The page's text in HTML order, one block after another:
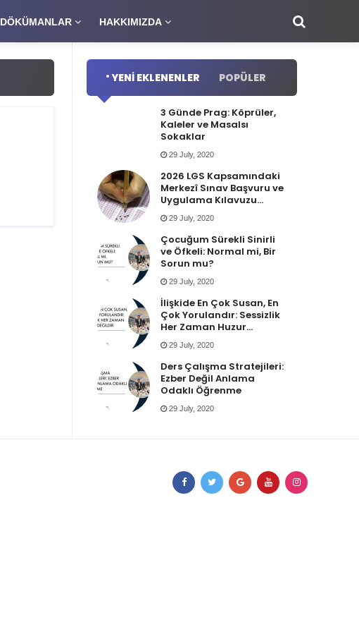
DÖKÜMANLAR HAKKIMIZDA
YENI EKLENENLER POPÜLER
3 Günde Prag: Köprüler,
Kaleler ve Masalsı
Sokaklar
29 July, 2020
2026 LGS Kapsamındaki
Merkezî Sınav Başvuru ve
Uygulama Kılavuzu
Yayımlandı
29 July, 2020
Çocuğum Sürekli Sinirli
ve Öfkeli: Normal mi, Bir
Sorun mu?
29 July, 2020
İlişkide En Çok Susan, En
Çok Yorulandır: Sessizlik
Her Zaman Huzur
Değildir
29 July, 2020
Ders Çalışma Stratejileri:
Ezber Değil Anlama
Odaklı Öğrenme
29 July, 2020